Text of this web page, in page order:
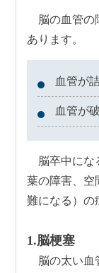
脳の血管の
あります。
血管が
血管が
脳卒中にな
葉の障害、空
難になる）の
1.脳梗塞
脳の太い血